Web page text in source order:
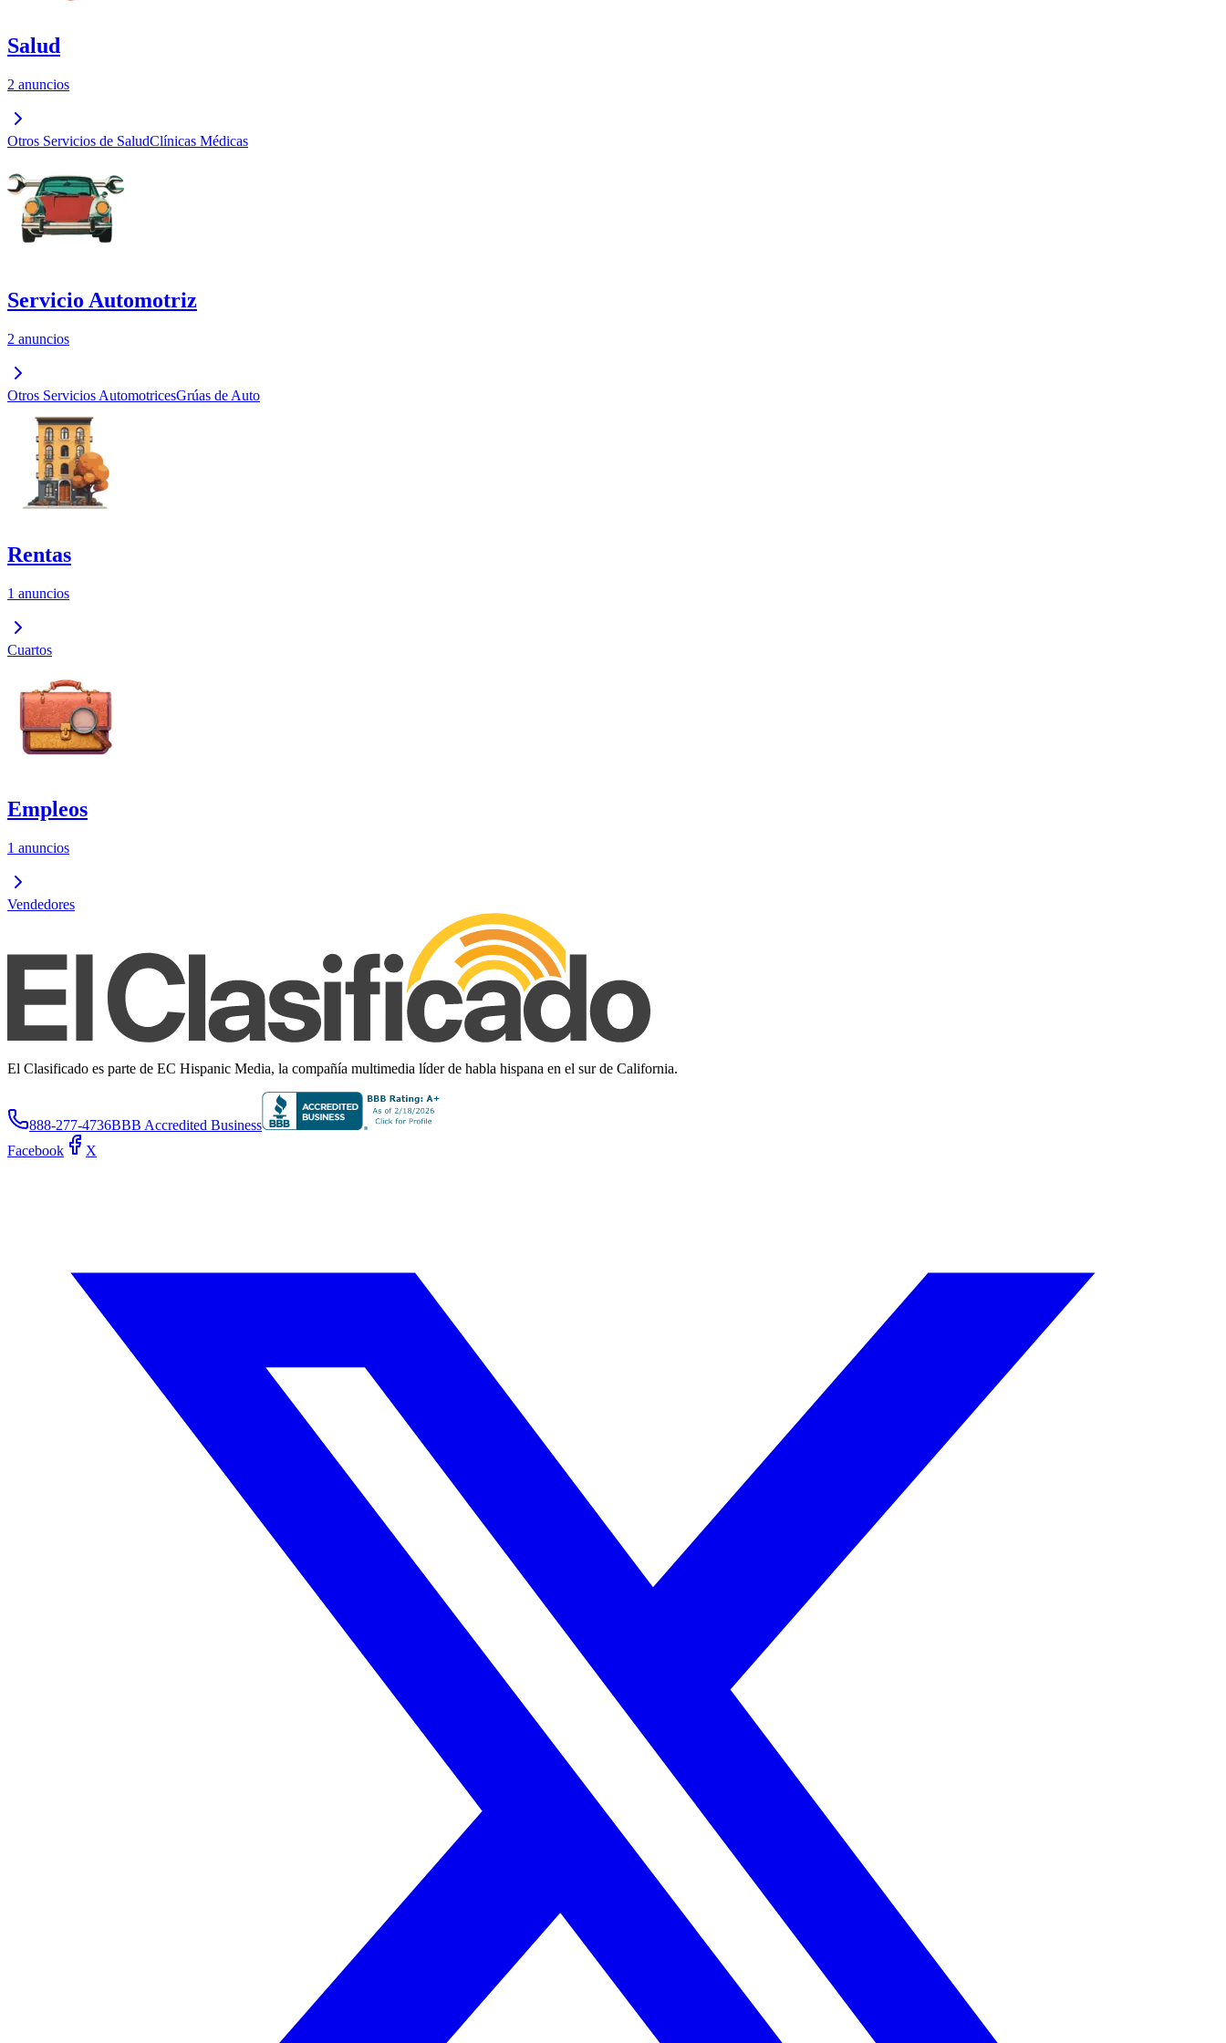
Salud
2 anuncios
Otros Servicios de SaludClínicas Médicas
Servicio Automotriz
2 anuncios
Otros Servicios AutomotricesGrúas de Auto
Rentas
1 anuncios
Cuartos
Empleos
1 anuncios
Vendedores
El Clasificado es parte de EC Hispanic Media, la compañía multimedia líder de habla hispana en el sur de California.
888-277-4736BBB Accredited Business
Facebook
X